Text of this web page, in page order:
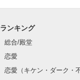
ランキング
総合/殿堂
恋愛
恋愛（キケン・ダーク・